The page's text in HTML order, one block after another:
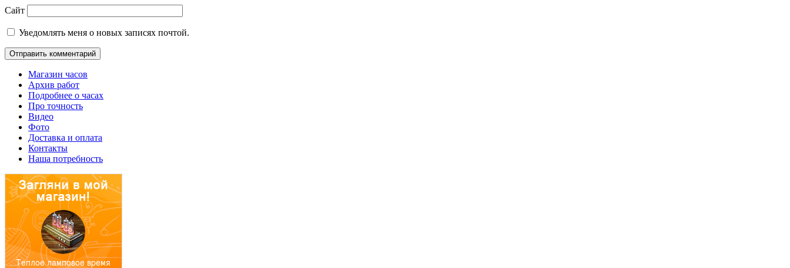
Сайт
Уведомлять меня о новых записях почтой.
Магазин часов
Архив работ
Подробнее о часах
Про точность
Видео
Фото
Доставка и оплата
Контакты
Наша потребность